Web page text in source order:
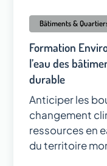
Bâtiments &
Formation
l’eau des
durable
Anticiper les
changement
ressources en
du territoire